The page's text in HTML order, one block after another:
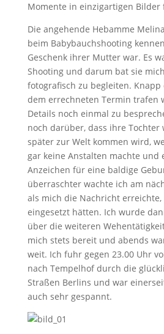
Momente in einzigartigen Bilder
Die angehende Hebamme
beim Babybauchshooting
Geschenk ihrer Mutter war. Es
Shooting und darum bat sie
fotografisch zu begleiten. Knapp
dem errechneten Termin trafen
Details noch einmal zu
noch darüber, dass ihre Tochter
später zur Welt kommen wird,
gar keine Anstalten machte und
Anzeichen für eine baldige
überraschter wachte ich am
als mich die Nachricht erreichte,
eingesetzt hätten. Ich wurde
über die weiteren
mich stets bereit und abends
weit. Ich fuhr gegen 23.00 Uhr
nach Tempelhof durch die
Straßen Berlins und war
auch sehr gespannt.